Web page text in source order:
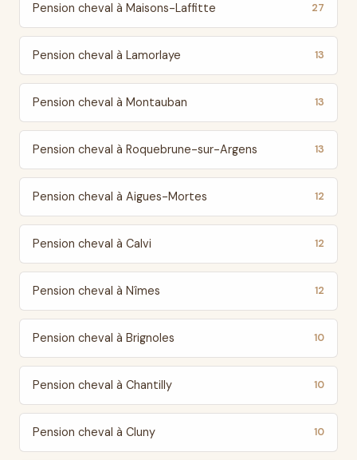
Pension cheval à Maisons-Laffitte 27
Pension cheval à Lamorlaye 13
Pension cheval à Montauban 13
Pension cheval à Roquebrune-sur-Argens 13
Pension cheval à Aigues-Mortes 12
Pension cheval à Calvi 12
Pension cheval à Nîmes 12
Pension cheval à Brignoles 10
Pension cheval à Chantilly 10
Pension cheval à Cluny 10